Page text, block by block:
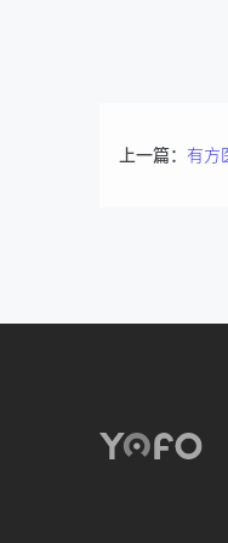
上一篇： 有方